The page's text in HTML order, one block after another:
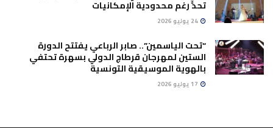
تحدٍّ رغم محدودية الإمكانيات
“تحت الياسمين”.. صابر الرباعي يفتتح الدورة
الستين لمهرجان قرطاج الدولي بسهرة تحتفي
بالهوية الموسيقية التونسية